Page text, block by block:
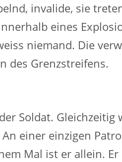
invalide, sie
eines
niemand. Die
des Grenzstreifens.
Soldat.
einer einzigen
Mal ist er allein.